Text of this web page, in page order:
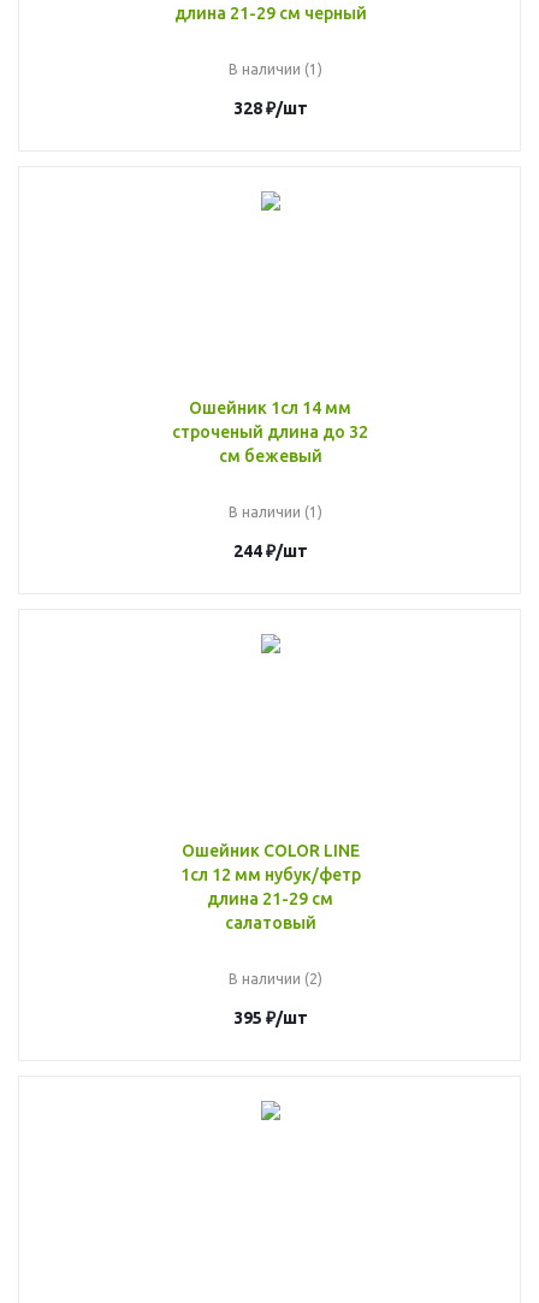
длина 21-29 см черный
В наличии (1)
328₽/шт
Ошейник 1сл 14 мм
строченый длина до 32
см бежевый
В наличии (1)
244₽/шт
Ошейник COLOR LINE
1сл 12 мм нубук/фетр
длина 21-29 см
салатовый
В наличии (2)
395 ₽/шт